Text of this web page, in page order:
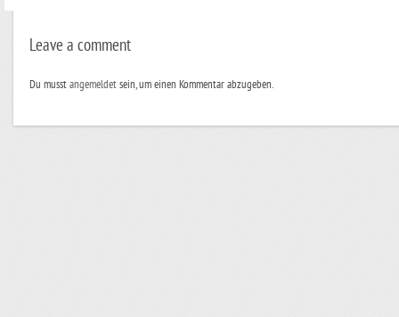
Leave a comment
Du musstangemeldetsein, um einen Kommentar abzugeben.